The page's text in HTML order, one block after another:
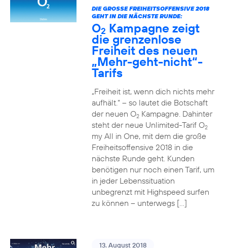
DIE GROSSE FREIHEITSOFFENSIVE 2018 G
EHT IN DIE NÄCHSTE RUNDE:
O2 Kampagne zeigt
die grenzenlose
Freiheit des neuen
„Mehr-geht-nicht“-
Tarifs
„Freiheit ist, wenn dich nichts mehr
aufhält.“ – so lautet die Botschaft
der neuen O2Kampagne. Dahinter
steht der neue Unlimited-Tarif O2
my All in One, mit dem die große
Freiheitsoffensive 2018 in die
nächste Runde geht. Kunden
benötigen nur noch einen Tarif, um
in jeder Lebenssituation
unbegrenzt mit Highspeed surfen
zu können – unterwegs […]
13. August 2018